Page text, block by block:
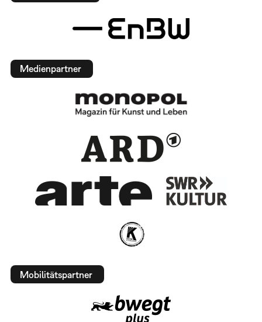
Medienpartner
Mobilitätspartner